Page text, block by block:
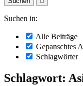
Suchen in:
Alle Beiträge
Gepanschtes
Schlagwörter
Schlagwort: